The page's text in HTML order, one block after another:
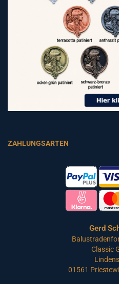
ZAHLUNGSARTEN
Gerd
Classic
01561